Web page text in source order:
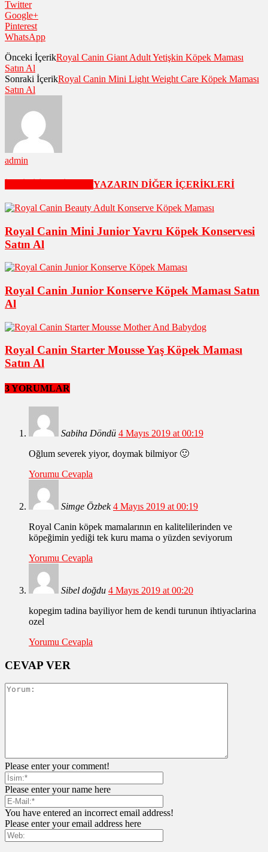
Twitter
Google+
Pinterest
WhatsApp
Önceki İçerikRoyal Canin Giant Adult Yetişkin Köpek Maması
Satın Al
Sonraki İçerikRoyal Canin Mini Light Weight Care Köpek Maması
Satın Al
admin
YAZARIN DİĞER İÇERİKLERİ
Royal Canin Mini Junior Yavru Köpek Konservesi
Satın Al
Royal Canin Junior Konserve Köpek Maması Satın
Al
Royal Canin Starter Mousse Yaş Köpek Maması
Satın Al
3 YORUMLAR
Sabiha Döndü 4 Mayıs 2019 at 00:19
Oğlum severek yiyor, doymak bilmiyor 🙂
Yorumu Cevapla
Simge Özbek 4 Mayıs 2019 at 00:19
Royal Canin köpek mamalarının en kalitelilerinden ve
köpeğimin yediği tek kuru mama o yüzden seviyorum
Yorumu Cevapla
Sibel doğdu 4 Mayıs 2019 at 00:20
kopegim tadina bayiliyor hem de kendi turunun ihtiyaclarina
ozel
Yorumu Cevapla
CEVAP VER
Please enter your comment!
Please enter your name here
You have entered an incorrect email address!
Please enter your email address here